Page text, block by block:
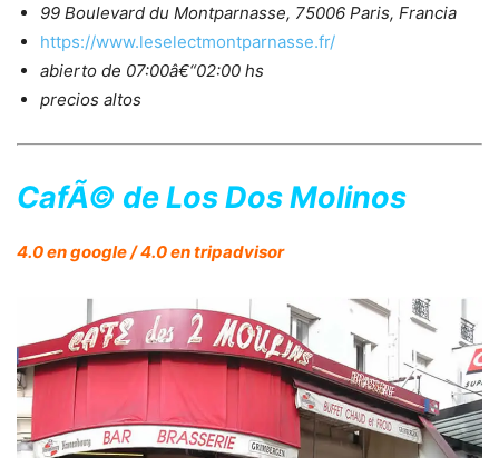
99 Boulevard du Montparnasse, 75006 Paris, Francia
https://www.leselectmontparnasse.fr/
abierto de 07:00â€“02:00 hs
precios altos
CafÃ© de Los Dos Molinos
4.0 en google / 4.0 en tripadvisor